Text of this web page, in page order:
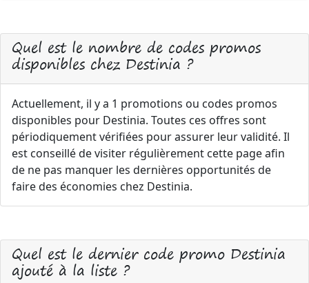
Quel est le nombre de codes promos
disponibles chez Destinia ?
Actuellement, il y a 1 promotions ou codes promos
disponibles pour Destinia. Toutes ces offres sont
périodiquement vérifiées pour assurer leur validité. Il
est conseillé de visiter régulièrement cette page afin
de ne pas manquer les dernières opportunités de
faire des économies chez Destinia.
Quel est le dernier code promo Destinia
ajouté à la liste ?